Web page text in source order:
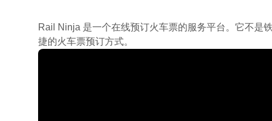
Rail Ninja 是一个在线预订火车票的服务平台。它不是
捷的火车票预订方式。